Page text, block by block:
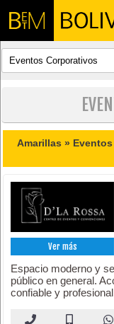
Amarillas »
Ver más
Espacio moderno y
público en general.
confiable y